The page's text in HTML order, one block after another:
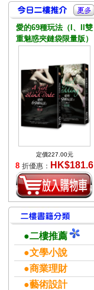
愛的69種玩法（I、II雙
重魅惑夾鏈袋限量版）
定價227.00元
8 折優惠： HK$181.6
●二樓推薦
●文學小說
●商業理財
●藝術設計